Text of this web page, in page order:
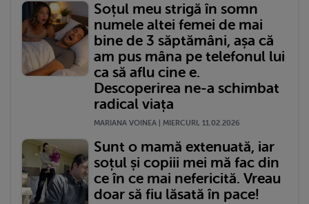
Soțul meu strigă în somn
numele altei femei de mai
bine de 3 săptămâni, așa că
am pus mâna pe telefonul lui
ca să aflu cine e.
Descoperirea ne-a schimbat
radical viața
MARIANA VOINEA | MIERCURI, 11.02.2026
Sunt o mamă extenuată, iar
soțul și copiii mei mă fac din
ce în ce mai nefericită. Vreau
doar să fiu lăsată în pace!